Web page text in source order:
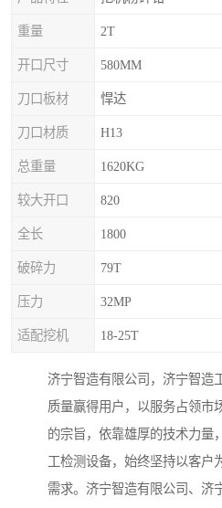
重量 2T
开口尺寸 580MM
刀口板材 悍达
刀口材质 H13
总重量 1620KG
较大开口 820
全长 1800
破碎力 79T
压力 32MP
适配挖机 18-25T
济宁智造有限公司，济宁智造
质量赢得用户，以服务占领市
的宗旨，依靠雄厚的技术力量
工检测设备，始终坚持以客户
需求。济宁智造有限公司、济